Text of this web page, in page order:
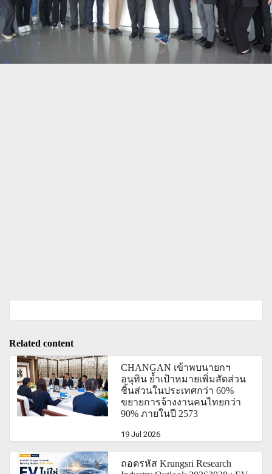
Related content
CHANGAN เข้าพบนายกฯ
อนุทิน ย้ำเป้าหมายเพิ่มสัดส่วน
ชิ้นส่วนในประเทศกว่า 60%
ขยายการจ้างงานคนไทยกว่า
90% ภายในปี 2573
19 Jul 2026
ถอดรหัส Krungsri Research